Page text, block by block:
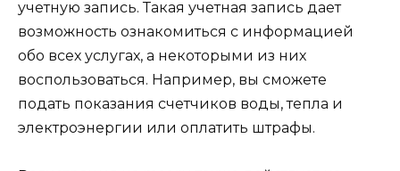
учетную запись. Такая учетная запись дает
возможность ознакомиться с информацией
обо всех услугах, а некоторыми из них
воспользоваться. Например, вы сможете
подать показания счетчиков воды, тепла и
электроэнергии или оплатить штрафы.